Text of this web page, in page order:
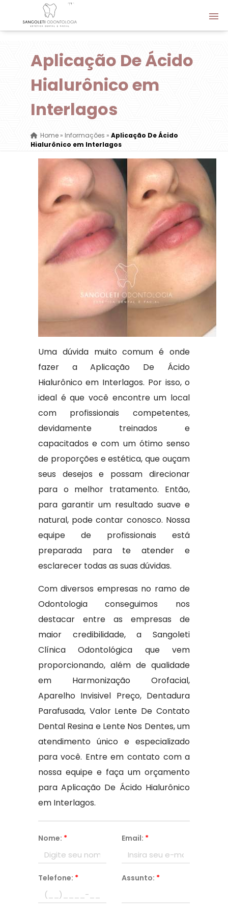
Aplicação De Ácido
Hialurônico em
Interlagos
Home» Informações » Aplicação De Ácido
Hialurônico em Interlagos
Uma dúvida muito comum é onde
fazer a Aplicação De Ácido
Hialurônico em Interlagos. Por isso, o
ideal é que você encontre um local
com profissionais competentes,
devidamente treinados e
capacitados e com um ótimo senso
de proporções e estética, que ouçam
seus desejos e possam direcionar
para o melhor tratamento. Então,
para garantir um resultado suave e
natural, pode contar conosco. Nossa
equipe de profissionais está
preparada para te atender e
esclarecer todas as suas dúvidas.
Com diversos empresas no ramo de
Odontologia conseguimos nos
destacar entre as empresas de
maior credibilidade, a Sangoleti
Clínica Odontológica que vem
proporcionando, além de qualidade
em Harmonização Orofacial,
Aparelho Invisivel Preço, Dentadura
Parafusada, Valor Lente De Contato
Dental Resina e Lente Nos Dentes, um
atendimento único e especializado
para você. Entre em contato com a
nossa equipe e faça um orçamento
para Aplicação De Ácido Hialurônico
em Interlagos.
Nome: * Email: *
Telefone: * Assunto: *